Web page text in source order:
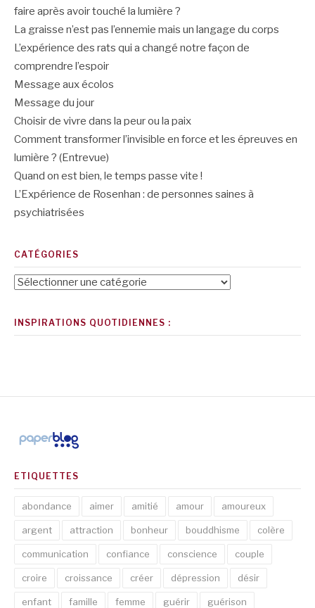
faire après avoir touché la lumière ?
La graisse n’est pas l’ennemie mais un langage du corps
L’expérience des rats qui a changé notre façon de
comprendre l’espoir
Message aux écolos
Message du jour
Choisir de vivre dans la peur ou la paix
Comment transformer l’invisible en force et les épreuves en
lumière ? (Entrevue)
Quand on est bien, le temps passe vite !
L’Expérience de Rosenhan : de personnes saines à
psychiatrisées
CATÉGORIES
Catégories
INSPIRATIONS QUOTIDIENNES :
ETIQUETTES
abondance aimer amitié amour amoureux
argent attraction bonheur bouddhisme colère
communication confiance conscience couple
croire croissance créer dépression désir
enfant famille femme guérir guérison